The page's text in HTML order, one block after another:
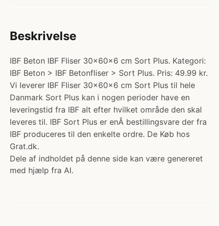
Beskrivelse
IBF Beton IBF Fliser 30x60x6 cm Sort Plus. Kategori:
IBF Beton > IBF Betonfliser > Sort Plus. Pris: 49.99 kr.
Vi leverer IBF Fliser 30x60x6 cm Sort Plus til hele
Danmark Sort Plus kan i nogen perioder have en
leveringstid fra IBF alt efter hvilket område den skal
leveres til. IBF Sort Plus er enÂ bestillingsvare der fra
IBF produceres til den enkelte ordre. De Køb hos
Grat.dk.
Dele af indholdet på denne side kan være genereret
med hjælp fra AI.